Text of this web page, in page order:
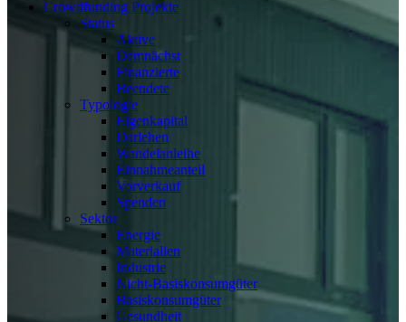
Crowdfunding Projekte
Status
Aktive
Demnächst
Finanzierte
Beendete
Typologie
Eigenkapital
Darlehen
Wandelanleihe
Einnahmeanteil
Vorverkauf
Spenden
Sektor
Energie
Materialien
Industrie
Nicht-Basiskonsumgüter
Basiskonsumgüter
Gesundheit